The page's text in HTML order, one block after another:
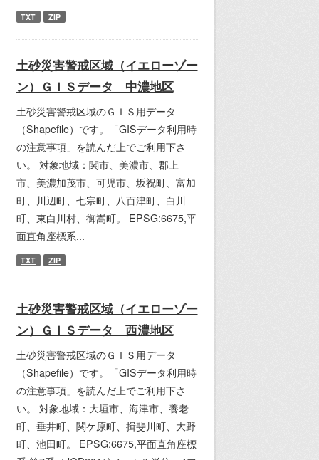
TXT ZIP
土砂災害警戒区域（イエローゾー
ン）ＧＩＳデータ 中濃地区
土砂災害警戒区域のＧＩＳ用データ
（Shapefile）です。「GISデータ利用時
の注意事項」を読んだ上でご利用下さ
い。 対象地域：関市、美濃市、郡上
市、美濃加茂市、可児市、坂祝町、富加
町、川辺町、七宗町、八百津町、白川
町、東白川村、御嵩町。 EPSG:6675,平
面直角座標系...
TXT ZIP
土砂災害警戒区域（イエローゾー
ン）ＧＩＳデータ 西濃地区
土砂災害警戒区域のＧＩＳ用データ
（Shapefile）です。「GISデータ利用時
の注意事項」を読んだ上でご利用下さ
い。 対象地域：大垣市、海津市、養老
町、垂井町、関ケ原町、揖斐川町、大野
町、池田町。 EPSG:6675,平面直角座標